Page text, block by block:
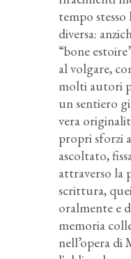
tempo
diversa:
“bone
al volgare,
molti autori
un sentiero
vera
propri sforzi
ascoltato,
attraverso la
scrittura,
oralmente e
memoria
nell’opera